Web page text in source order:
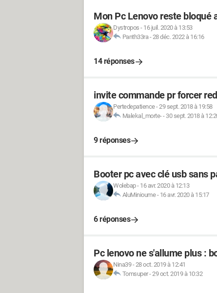
Mon Pc Lenovo reste bloqué
Dystropos - 16 juil. 2020 à 13:53
Panth33ra-28 déc. 2022 à 16:16
14 réponses
invite commande pr forcer
Pertedepatience-29 sept. 2018 à 19:58
Malekal_morte-- 30 sept. 2018 à
9 réponses
Booter pc avec clé usb sans
Wolebap- 16 avr. 2020 à 12:13
AluMinioume- 16 avr. 2020 à 15:17
6 réponses
Pc lenovo ne s'allume plus :
Nina39-28 oct. 2019 à 12:41
Tomsuper-29 oct. 2019 à 10:32